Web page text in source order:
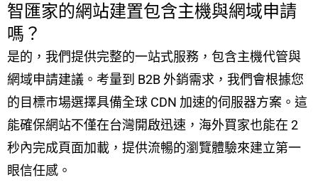
智匯家的網站建置包含主機與網域申請
嗎？
是的，我們提供完整的一站式服務，包含主機代管與
網域申請建議。考量到 B2B 外銷需求，我們會根據您
的目標市場選擇具備全球 CDN 加速的伺服器方案。這
能確保網站不僅在台灣開啟迅速，海外買家也能在 2
秒內完成頁面加載，提供流暢的瀏覽體驗來建立第一
眼信任感。